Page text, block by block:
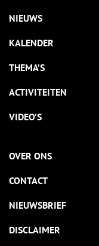
NIEUWS
KALENDER
THEMA’S
ACTIVITEITEN
VIDEO’S
OVER ONS
CONTACT
NIEUWSBRIEF
DISCLAIMER